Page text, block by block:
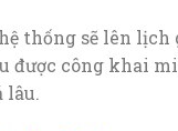
thống sẽ lên
công khai
lâu.